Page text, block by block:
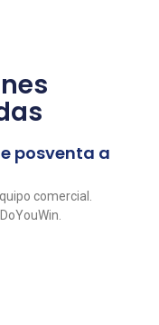
posventa a
comercial.